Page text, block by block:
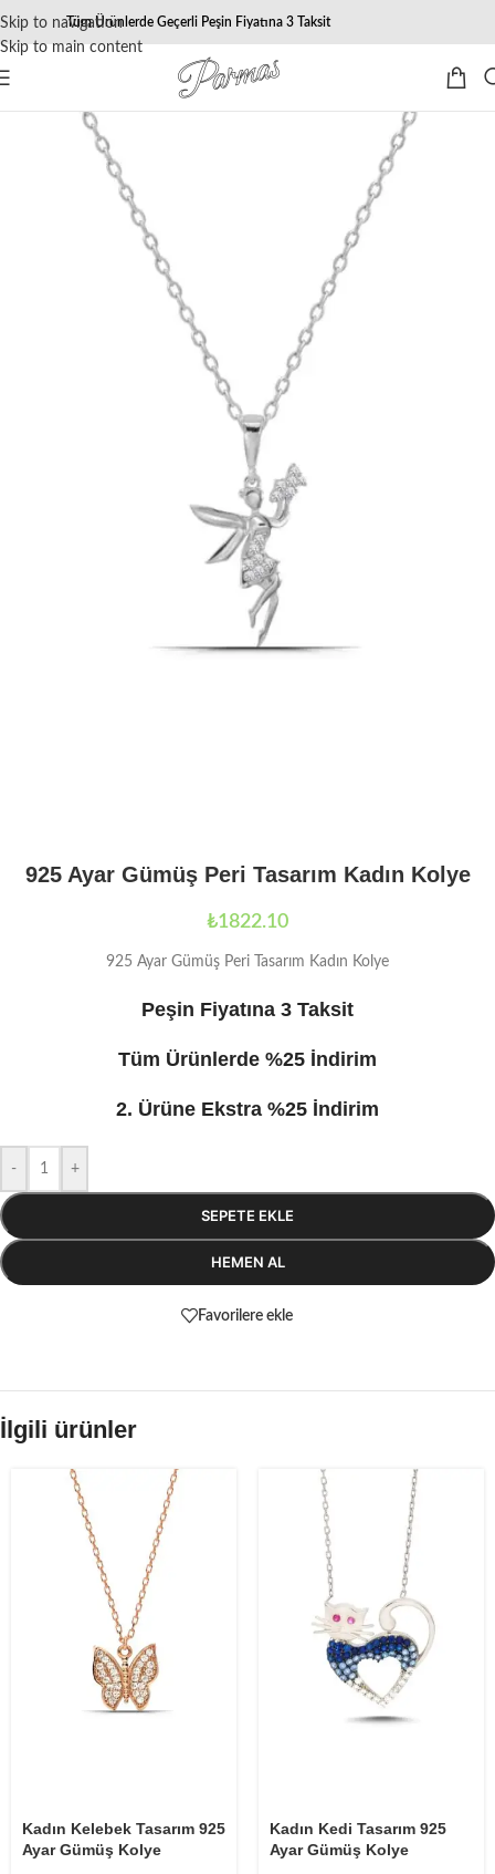
Skip to navigation
Skip to main content
Tüm Ürünlerde Geçerli Peşin Fiyatına 3 Taksit
925 Ayar Gümüş Peri Tasarım Kadın Kolye
₺1822.10
925 Ayar Gümüş Peri Tasarım Kadın Kolye
Peşin Fiyatına 3 Taksit
Tüm Ürünlerde %25 İndirim
2. Ürüne Ekstra %25 İndirim
- +
SEPETE EKLE
HEMEN AL
Favorilere ekle
İlgili ürünler
Kadın Kelebek Tasarım 925
Ayar Gümüş Kolye
Kadın Kedi Tasarım 925
Ayar Gümüş Kolye